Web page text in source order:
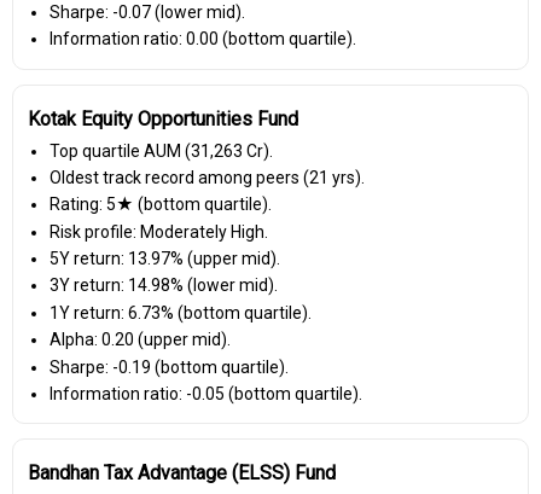
Sharpe: -0.07 (lower mid).
Information ratio: 0.00 (bottom quartile).
Kotak Equity Opportunities Fund
Top quartile AUM (₹31,263 Cr).
Oldest track record among peers (21 yrs).
Rating: 5★ (bottom quartile).
Risk profile: Moderately High.
5Y return: 13.97% (upper mid).
3Y return: 14.98% (lower mid).
1Y return: 6.73% (bottom quartile).
Alpha: 0.20 (upper mid).
Sharpe: -0.19 (bottom quartile).
Information ratio: -0.05 (bottom quartile).
Bandhan Tax Advantage (ELSS) Fund